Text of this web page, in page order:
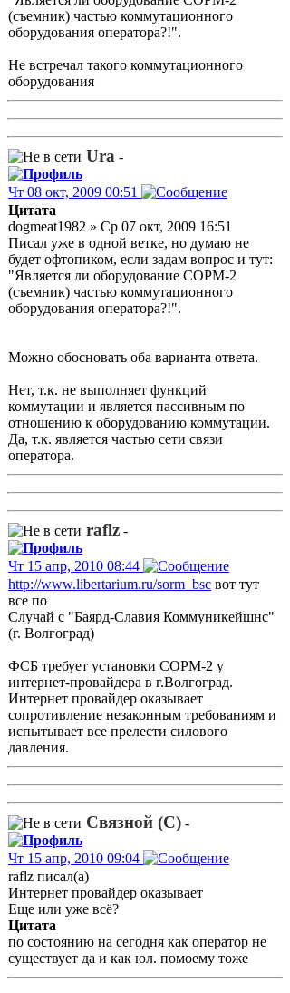
(съемник) частью коммутационного
оборудования оператора?!".
Не встречал такого коммутационного
оборудования
Ura -
Чт 08 окт, 2009 00:51
Цитата
dogmeat1982 » Ср 07 окт, 2009 16:51
Писал уже в одной ветке, но думаю не
будет офтопиком, если задам вопрос и тут:
"Является ли оборудование СОРМ-2
(съемник) частью коммутационного
оборудования оператора?!".
Можно обосновать оба варианта ответа.
Нет, т.к. не выполняет функций
коммутации и является пассивным по
отношению к оборудованию коммутации.
Да, т.к. является частью сети связи
оператора.
raflz -
Чт 15 апр, 2010 08:44
http://www.libertarium.ru/sorm_bsc вот тут
все по
Случай с "Баярд-Славия Коммуникейшнс"
(г. Волгоград)
ФСБ требует уcтановки СОРМ-2 у
интернет-провайдера в г.Волгоград.
Интернет провайдер оказывает
сопротивление незаконным требованиям и
испытывает все прелести силового
давления.
Связной (С) -
Чт 15 апр, 2010 09:04
raflz писал(а)
Интернет провайдер оказывает
Еще или уже всё?
Цитата
по состоянию на сегодня как оператор не
существует да и как юл. помоему тоже